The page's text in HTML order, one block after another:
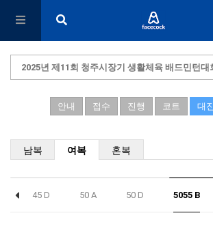
2025년 제11회 청주시장기 생활체육 배드민턴대
안내 접수 진행 코트 대진
남복 여복 혼복
45 D 50 A 50 D 5055 B